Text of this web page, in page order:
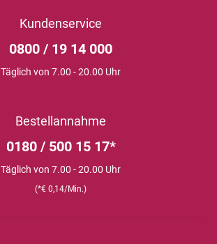
Kundenservice
0800 / 19 14 000
Täglich von 7.00 - 20.00 Uhr
Bestellannahme
0180 / 500 15 17*
Täglich von 7.00 - 20.00 Uhr
(*€ 0,14/Min.)